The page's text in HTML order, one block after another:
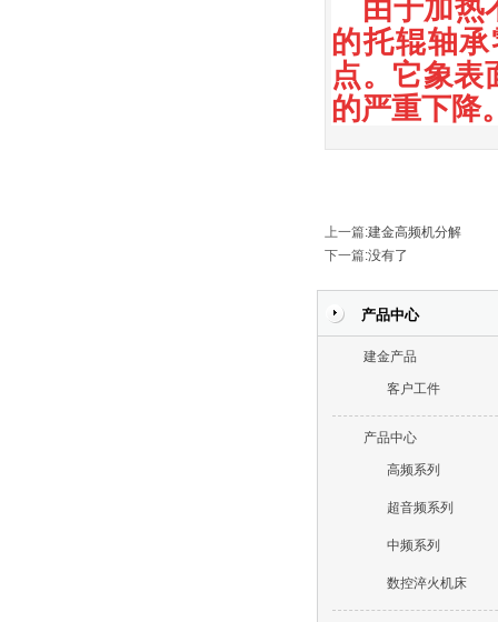
由于加
的托辊轴
点。它象表
的严重下降
上一篇:建金高频机分解
下一篇:没有了
产品中心
建金产品
客户工件
产品中心
高频系列
超音频系列
中频系列
数控淬火机床